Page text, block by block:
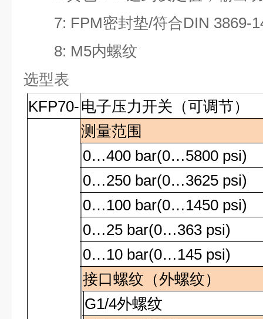
7: FPM密封垫/符合DIN 3869-
8: M5内螺纹
选型表
KFP70- 电子压力开关（可调节）
测量范围
0…400 bar(0…5800 psi)
0…250 bar(0…3625 psi)
0…100 bar(0…1450 psi)
0…25 bar(0…363 psi)
0…10 bar(0…145 psi)
接口螺纹（外螺纹）
G1/4外螺纹